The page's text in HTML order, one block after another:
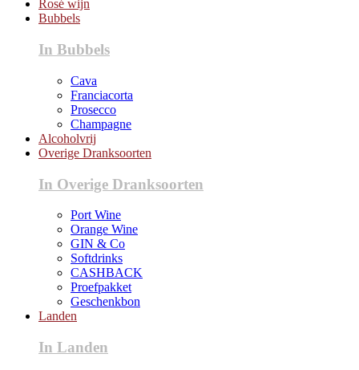
Rosé wijn
Bubbels
In Bubbels
Cava
Franciacorta
Prosecco
Champagne
Alcoholvrij
Overige Dranksoorten
In Overige Dranksoorten
Port Wine
Orange Wine
GIN & Co
Softdrinks
CASHBACK
Proefpakket
Geschenkbon
Landen
In Landen